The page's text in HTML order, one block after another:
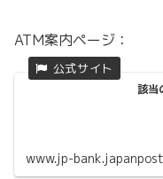
ATM案内ページ：
該当
www.jp-